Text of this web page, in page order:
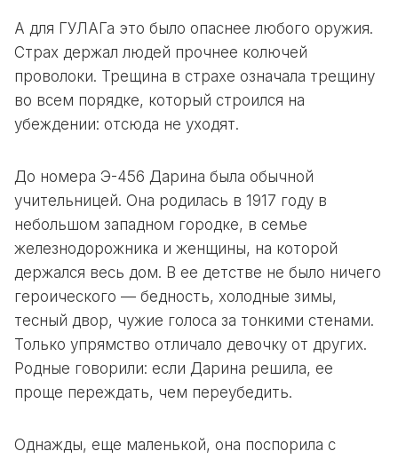
А для ГУЛАГа это было опаснее любого оружия.
Страх держал людей прочнее колючей
проволоки. Трещина в страхе означала трещину
во всем порядке, который строился на
убеждении: отсюда не уходят.
До номера Э-456 Дарина была обычной
учительницей. Она родилась в 1917 году в
небольшом западном городке, в семье
железнодорожника и женщины, на которой
держался весь дом. В ее детстве не было ничего
героического — бедность, холодные зимы,
тесный двор, чужие голоса за тонкими стенами.
Только упрямство отличало девочку от других.
Родные говорили: если Дарина решила, ее
проще переждать, чем переубедить.
Однажды, еще маленькой, она поспорила с